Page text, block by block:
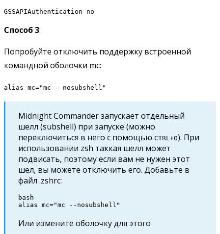
GSSAPIAuthentication no
Способ 3:
Попробуйте отключить поддержку встроенной
командной оболочки mc:
alias mc="mc --nosubshell"
Midnight Commander запускает отдельный
шелл (subshell) при запуске (можно
переключиться в него с помощью CTRL+O). При
использовании zsh таккая шелл может
подвисать, поэтому если вам не нужен этот
шел, вы можете отключить его. Добавьте в
файл .zshrc:
bash
alias mc="mc --nosubshell"
Или измените оболочку для этого